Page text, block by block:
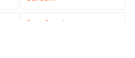
Gezi Seyahat